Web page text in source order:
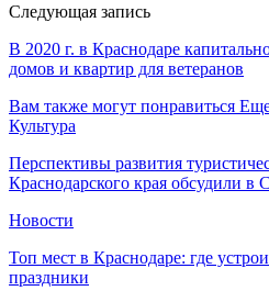
Следующая запись
В 2020 г. в Краснодаре
домов и квартир для ветеранов
Вам также могут понравиться Еще
Культура
Перспективы развития
Краснодарского края обсудили в
Новости
Топ мест в Краснодаре: где
праздники